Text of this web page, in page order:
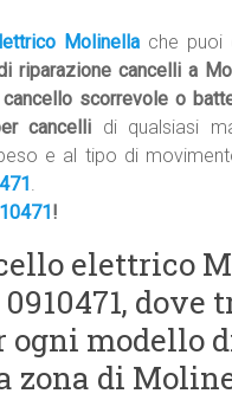
Molinellache puoi
riparazione cancelli a
cancello scorrevole o
cancelli di qualsiasi
e al tipo di
.
!
elettrico
dove
modello
zona di